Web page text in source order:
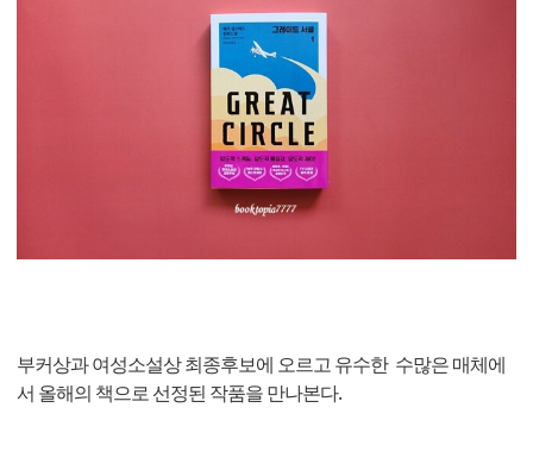
부커상과 여성소설상 최종후보에 오르고 유수한 수많은 매체에
서 올해의 책으로 선정된 작품을 만나본다.